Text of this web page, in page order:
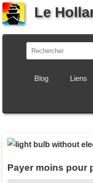
Le
Blog Liens
Payer moins pour